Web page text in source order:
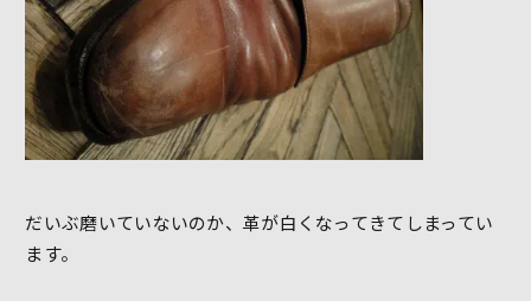
だいぶ磨いていないのか、革が白くなってきてしまってい
ます。